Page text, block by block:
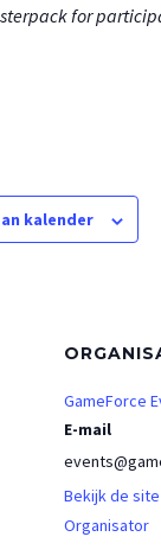
for
kalender
GameForce
E-mail
Bekijk de site
Organisator